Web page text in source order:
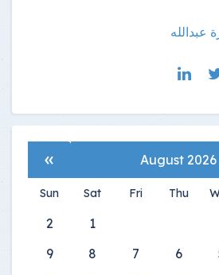
عبدالله
August 2026
»
Thu
Fri
Sat
Sun
1
2
6
7
8
9